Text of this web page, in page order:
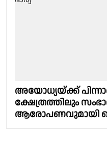
അയോധ്യയ്ക്ക്
ക്ഷേത്രത്തിലും
ആരോപണവുമായി